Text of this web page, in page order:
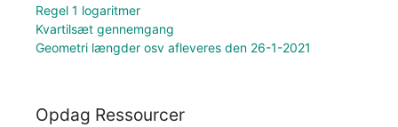
Regel 1 logaritmer
Kvartilsæt gennemgang
Geometri længder osv afleveres den 26-1-2021
Opdag Ressourcer